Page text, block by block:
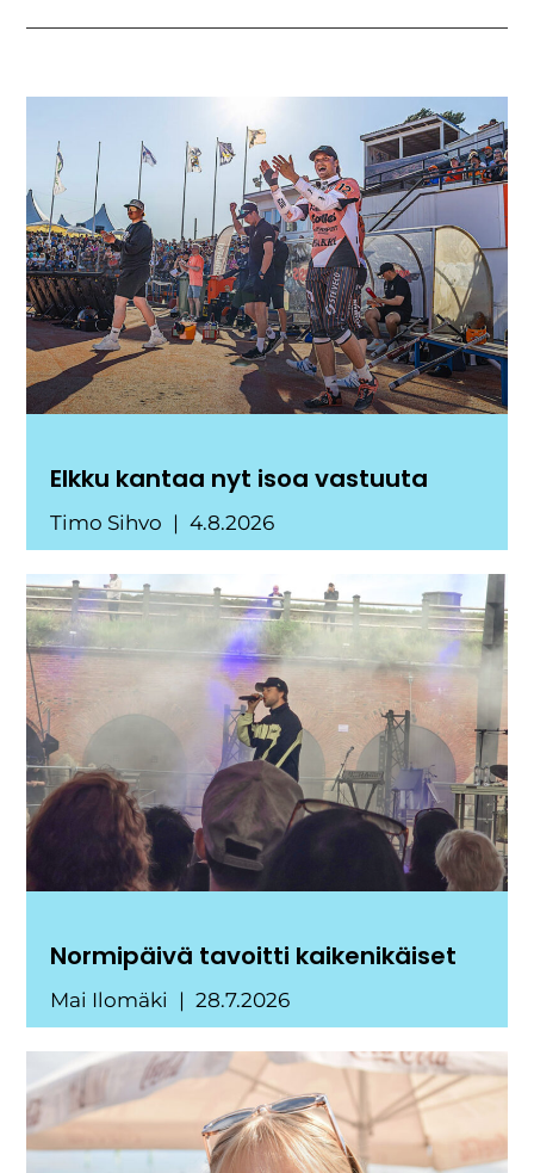
Elkku kantaa nyt isoa vastuuta
Timo Sihvo 4.8.2026
Normipäivä tavoitti kaikenikäiset
Mai Ilomäki 28.7.2026